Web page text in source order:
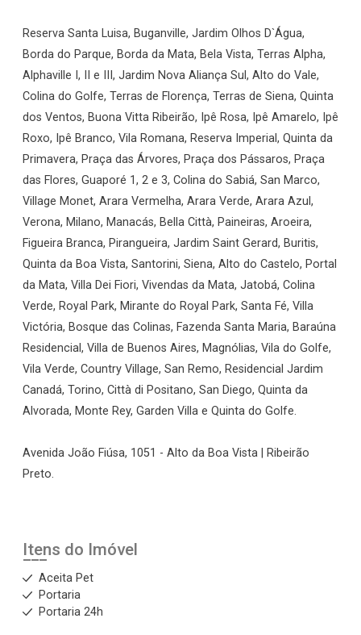
Reserva Santa Luisa, Buganville, Jardim Olhos D`Água,
Borda do Parque, Borda da Mata, Bela Vista, Terras Alpha,
Alphaville I, II e III, Jardim Nova Aliança Sul, Alto do Vale,
Colina do Golfe, Terras de Florença, Terras de Siena, Quinta
dos Ventos, Buona Vitta Ribeirão, Ipê Rosa, Ipê Amarelo, Ipê
Roxo, Ipê Branco, Vila Romana, Reserva Imperial, Quinta da
Primavera, Praça das Árvores, Praça dos Pássaros, Praça
das Flores, Guaporé 1, 2 e 3, Colina do Sabiá, San Marco,
Village Monet, Arara Vermelha, Arara Verde, Arara Azul,
Verona, Milano, Manacás, Bella Città, Paineiras, Aroeira,
Figueira Branca, Pirangueira, Jardim Saint Gerard, Buritis,
Quinta da Boa Vista, Santorini, Siena, Alto do Castelo, Portal
da Mata, Villa Dei Fiori, Vivendas da Mata, Jatobá, Colina
Verde, Royal Park, Mirante do Royal Park, Santa Fé, Villa
Victória, Bosque das Colinas, Fazenda Santa Maria, Baraúna
Residencial, Villa de Buenos Aires, Magnólias, Vila do Golfe,
Vila Verde, Country Village, San Remo, Residencial Jardim
Canadá, Torino, Città di Positano, San Diego, Quinta da
Alvorada, Monte Rey, Garden Villa e Quinta do Golfe.
Avenida João Fiúsa, 1051 - Alto da Boa Vista | Ribeirão
Preto.
Itens do Imóvel
Aceita Pet
Portaria
Portaria 24h